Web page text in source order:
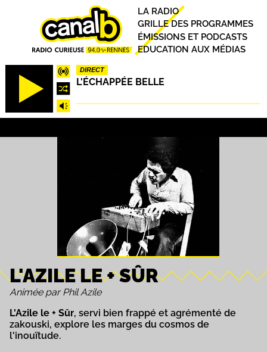
DIRECT
L'ÉCHAPPÉE BELLE
Principal
LA RADIO
GRILLE DES PROGRAMMES
ÉMISSIONS ET PODCASTS
EDUCATION AUX MÉDIAS
L'AZILE LE + SÛR
Animée par Phil Azile
L'Azile le + Sûr, servi bien frappé et agrémenté de
zakouski, explore les marges du cosmos de
l'inouïtude.